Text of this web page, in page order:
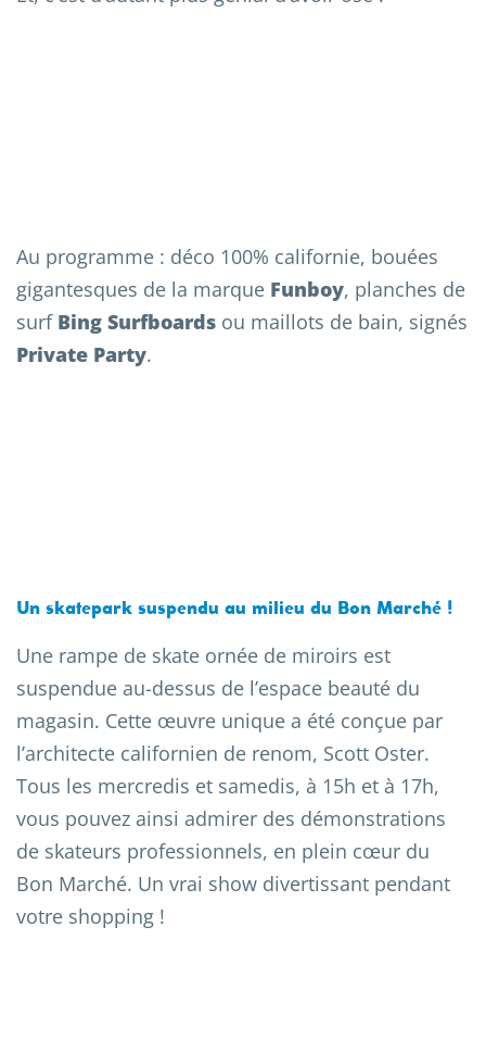
Au programme : déco 100% californie, bouées
gigantesques de la marque Funboy, planches de
surf Bing Surfboards ou maillots de bain, signés
Private Party.
Un skatepark suspendu au milieu du Bon Marché !
Une rampe de skate ornée de miroirs est
suspendue au-dessus de l’espace beauté du
magasin. Cette œuvre unique a été conçue par
l’architecte californien de renom, Scott Oster.
Tous les mercredis et samedis, à 15h et à 17h,
vous pouvez ainsi admirer des démonstrations
de skateurs professionnels, en plein cœur du
Bon Marché. Un vrai show divertissant pendant
votre shopping !